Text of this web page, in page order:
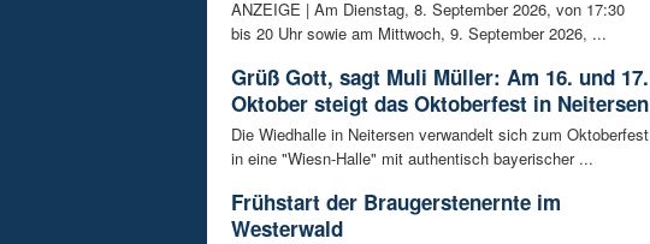
ANZEIGE | Am Dienstag, 8. September 2026, von 17:30
bis 20 Uhr sowie am Mittwoch, 9. September 2026, ...
Grüß Gott, sagt Muli Müller: Am 16. und 17.
Oktober steigt das Oktoberfest in Neitersen
Die Wiedhalle in Neitersen verwandelt sich zum Oktoberfest
in eine "Wiesn-Halle" mit authentisch bayerischer ...
Frühstart der Braugerstenernte im
Westerwald